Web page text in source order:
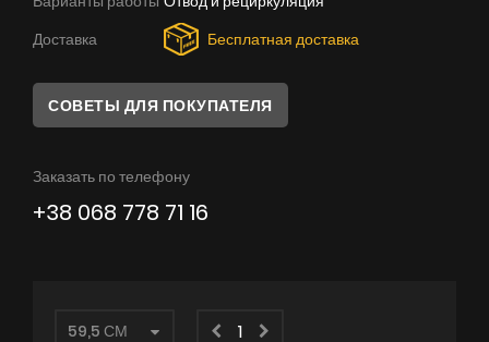
Советы
Инструкции
Доставка
Бесплатная доставка
СОВЕТЫ ДЛЯ ПОКУПАТЕЛЯ
Заказать по телефону
+38 068 778 71 16